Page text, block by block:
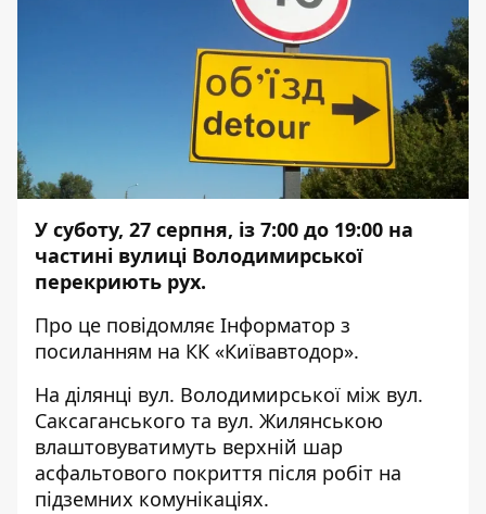
У суботу, 27 серпня, із 7:00 до 19:00 на
частині вулиці Володимирської
перекриють рух.
Про це повідомляє Інформатор з
посиланням на КК «Київавтодор».
На ділянці вул. Володимирської між вул.
Саксаганського та вул. Жилянською
влаштовуватимуть верхній шар
асфальтового покриття після робіт на
підземних комунікаціях.